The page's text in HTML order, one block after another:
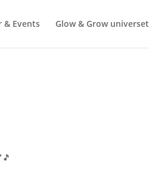
& Events Glow & Grow universet